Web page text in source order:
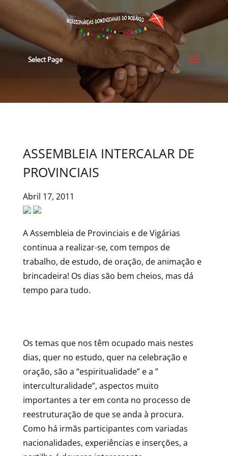
Select Page
ASSEMBLEIA INTERCALAR DE
PROVINCIAIS
Abril 17, 2011
A Assembleia de Provinciais e de Vigárias
continua a realizar-se, com tempos de
trabalho, de estudo, de oração, de animação e
brincadeira! Os dias são bem cheios, mas dá
tempo para tudo.
Os temas que nos têm ocupado mais nestes
dias, quer no estudo, quer na celebração e
oração, são a “espiritualidade” e a ”
interculturalidade”, aspectos muito
importantes a ter em conta no processo de
reestruturação de que se anda à procura.
Como há irmãs participantes com variadas
nacionalidades, experiências e inserções, a